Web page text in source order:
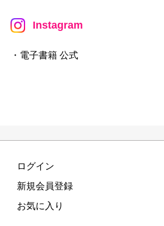
Instagram
・電子書籍 公式
ログイン
新規会員登録
お気に入り